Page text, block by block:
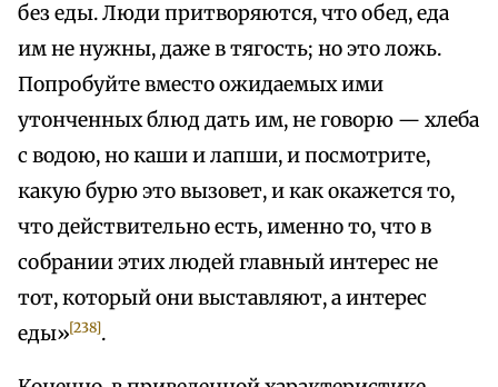
без еды. Люди притворяются, что обед, еда
им не нужны, даже в тягость; но это ложь.
Попробуйте вместо ожидаемых ими
утонченных блюд дать им, не говорю — хлеба
с водою, но каши и лапши, и посмотрите,
какую бурю это вызовет, и как окажется то,
что действительно есть, именно то, что в
собрании этих людей главный интерес не
тот, который они выставляют, а интерес
еды»[238].